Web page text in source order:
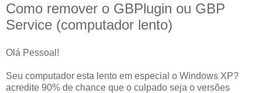
Como remover o GBPlugin ou GBP
Service (computador lento)
Olá Pessoal!
Seu computador esta lento em especial o Windows XP?
acredite 90% de chance que o culpado seja o versões